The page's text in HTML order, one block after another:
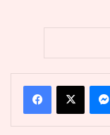
FacebookX